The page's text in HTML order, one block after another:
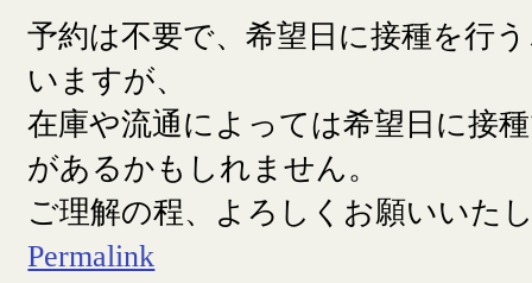
予約は不要で、希望日に接種を行
いますが、
在庫や流通によっては希望日に接
があるかもしれません。
ご理解の程、よろしくお願いいた
Permalink